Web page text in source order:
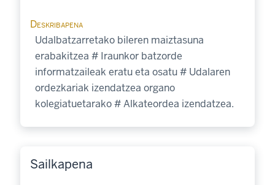
Deskribapena
Udalbatzarretako bileren maiztasuna
erabakitzea # Iraunkor batzorde
informatzaileak eratu eta osatu # Udalaren
ordezkariak izendatzea organo
kolegiatuetarako # Alkateordea izendatzea.
Sailkapena